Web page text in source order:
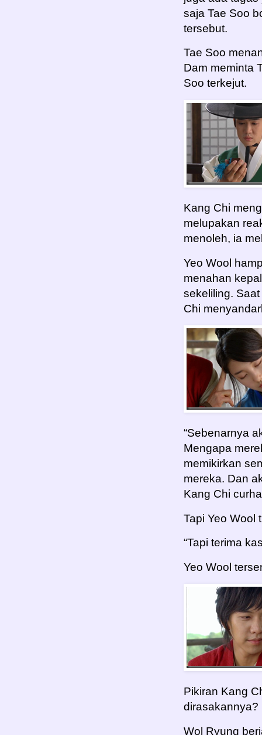
saja Tae Soo
tersebut.
Tae Soo
Dam meminta
Soo terkejut.
Kang Chi
melupakan
menoleh, ia
Yeo Wool
menahan
sekeliling.
Chi
“Sebenarnya
Mengapa
memikirkan
mereka. Dan
Kang Chi
Tapi Yeo Wool
“Tapi terima
Yeo Wool
Pikiran Kang
dirasakannya?
Wol Ryung